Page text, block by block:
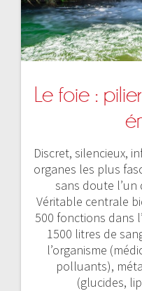
Le foie :
Discret, silencieux,
organes les plus
sans doute l’un
Véritable centrale
500 fonctions dans
1500 litres de
l’organisme
polluants),
(glucides,